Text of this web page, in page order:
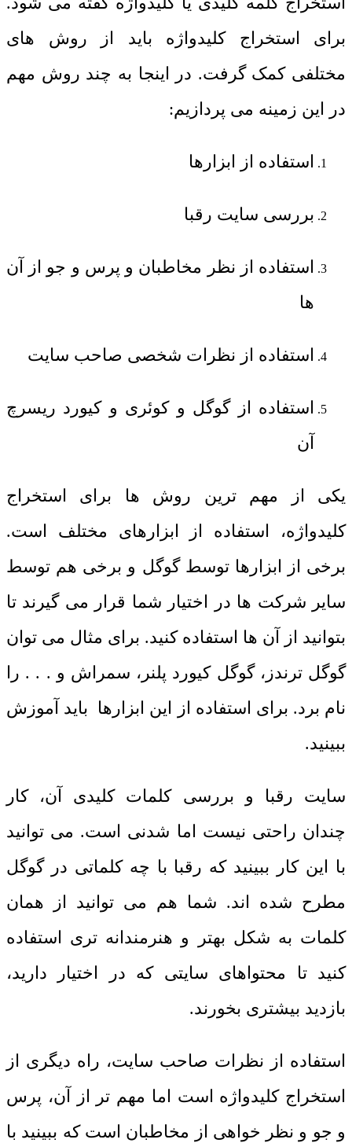
برای استخراج کلیدواژه باید از روش های
مختلفی کمک گرفت. در اینجا به چند روش مهم
در این زمینه می پردازیم:
استفاده از ابزارها
بررسی سایت رقبا
استفاده از نظر مخاطبان و پرس و جو از آن
ها
استفاده از نظرات شخصی صاحب سایت
استفاده از گوگل و کوئری و کیورد ریسرچ
آن
یکی از مهم ترین روش ها برای استخراج
کلیدواژه، استفاده از ابزارهای مختلف است.
برخی از ابزارها توسط گوگل و برخی هم توسط
سایر شرکت ها در اختیار شما قرار می گیرند تا
بتوانید از آن ها استفاده کنید. برای مثال می توان
گوگل ترندز، گوگل کیورد پلنر، سمراش و . . . را
نام برد. برای استفاده از این ابزارها باید آموزش
ببینید.
سایت رقبا و بررسی کلمات کلیدی آن، کار
چندان راحتی نیست اما شدنی است. می توانید
با این کار ببینید که رقبا با چه کلماتی در گوگل
مطرح شده اند. شما هم می توانید از همان
کلمات به شکل بهتر و هنرمندانه تری استفاده
کنید تا محتواهای سایتی که در اختیار دارید،
بازدید بیشتری بخورند.
استفاده از نظرات صاحب سایت، راه دیگری از
استخراج کلیدواژه است اما مهم تر از آن، پرس
و جو و نظر خواهی از مخاطبان است که ببینید با